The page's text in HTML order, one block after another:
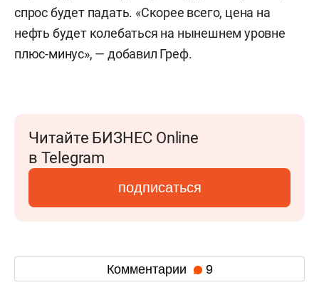
спрос будет падать. «Скорее всего, цена на
нефть будет колебаться на нынешнем уровне
плюс-минус», — добавил Греф.
Читайте БИЗНЕС Online
в Telegram
подписаться
Комментарии 9